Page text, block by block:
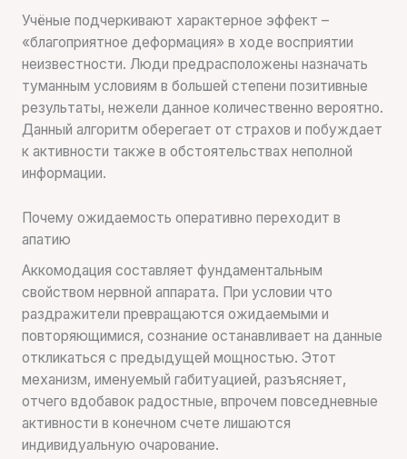
Учёные подчеркивают характерное эффект –
«благоприятное деформация» в ходе восприятии
неизвестности. Люди предрасположены назначать
туманным условиям в большей степени позитивные
результаты, нежели данное количественно вероятно.
Данный алгоритм оберегает от страхов и побуждает
к активности также в обстоятельствах неполной
информации.
Почему ожидаемость оперативно переходит в
апатию
Аккомодация составляет фундаментальным
свойством нервной аппарата. При условии что
раздражители превращаются ожидаемыми и
повторяющимися, сознание останавливает на данные
откликаться с предыдущей мощностью. Этот
механизм, именуемый габитуацией, разъясняет,
отчего вдобавок радостные, впрочем повседневные
активности в конечном счете лишаются
индивидуальную очарование.